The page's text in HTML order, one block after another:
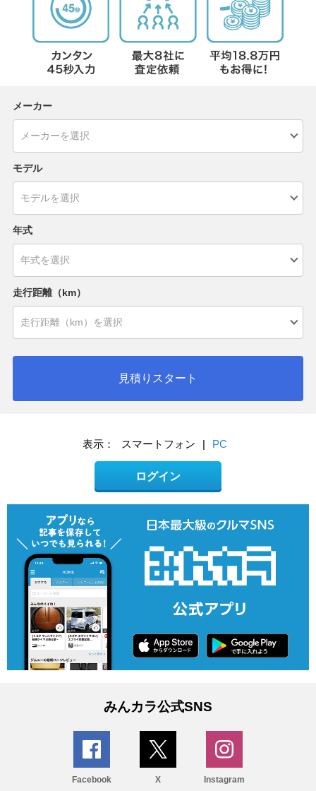
メーカー
モデル
年式
走行距離（km）
見積りスタート
表示： スマートフォン | PC
ログイン
みんカラ公式SNS
Facebook X Instagram